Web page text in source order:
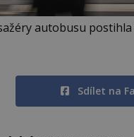
autobusu
Sdílet na